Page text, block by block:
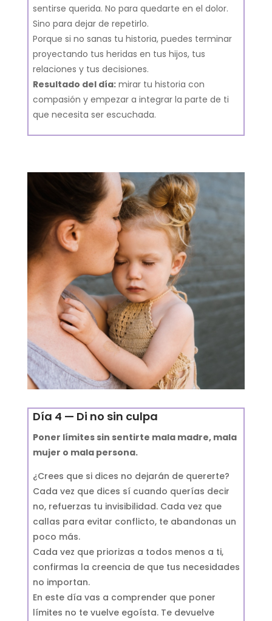
sentirse querida. No para quedarte en el dolor.
Sino para dejar de repetirlo.
Porque si no sanas tu historia, puedes terminar
proyectando tus heridas en tus hijos, tus
relaciones y tus decisiones.
Resultado del día:mirar tu historia con
compasión y empezar a integrar la parte de ti
que necesita ser escuchada.
Día 4 — Di no sin culpa
Poner límites sin sentirte mala madre, mala
mujer o mala persona.
¿Crees que si dices no dejarán de quererte?
Cada vez que dices sí cuando querías decir
no, refuerzas tu invisibilidad. Cada vez que
callas para evitar conflicto, te abandonas un
poco más.
Cada vez que priorizas a todos menos a ti,
confirmas la creencia de que tus necesidades
no importan.
En este día vas a comprender que poner
límites no te vuelve egoísta. Te devuelve